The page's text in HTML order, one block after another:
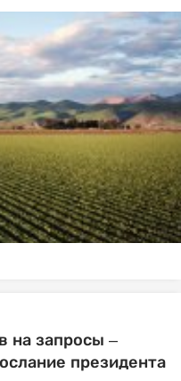
на запросы –
президента